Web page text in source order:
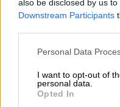
also be disclosed by us
Downstream Participants
Please note that this
not limited to your visit or
grant or deny consent to
use your data for below
Personal Data
I want to opt-out of
personal data.
Opted In
γνωρίζοντες στο
Διευθυντές των
κρεβάτια τους για
μόνο με την
οι